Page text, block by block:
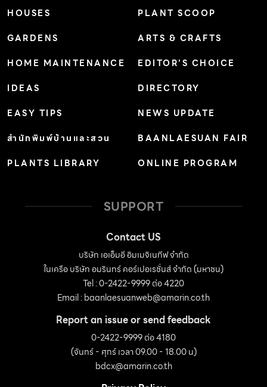
HOUSES
GARDENS
HOME MAINTENANCE
IDEAS
EASY TIPS
สำนักพิมพ์บ้านและสวน
PLANTS LIBRARY
PLANT SCOOP
ARTS & CRAFTS
EDITOR’S CHOICE
DIRECTORY
NEWS UPDATE
BAANLAESUAN FAIR
ONLINE PROGRAM
SUPPORT
Contact US
บริษัท เอเอ็มอี อิมเมจิเนทีฟ จำกัด
ในเครือ บริษัท อมรินทร์ คอร์เปอเรชั่นส์ จำกัด (มหาชน)
Tel : 0-2422-9999 ต่อ 4220
Email :baanlaesuanweb@amarin.co.th
Report an issue or send feedback
0-2422-9999 ต่อ 4180
(จันทร์ - ศุกร์ เวลา 09.00 - 18.00 น)
bdcx@amarin.co.th